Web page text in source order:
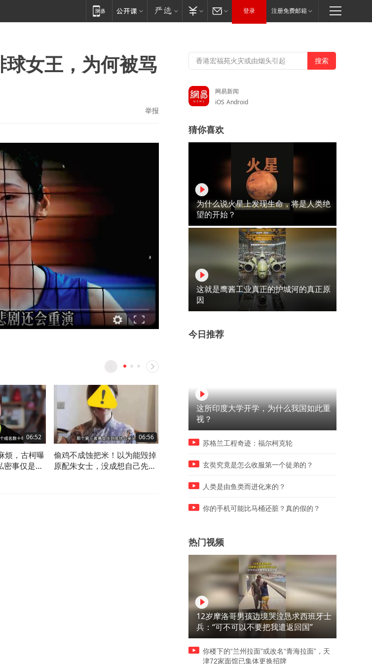
登录 注册免费邮箱
女王，为何被骂
举报
06:52
烦，古柯曝
密事仅是冰
06:56
偷鸡不成蚀把米！以为能毁掉
原配朱女士，没成想自己先被
名158元扇子
鱼腩23分，一项数据竟不如
网易新闻
iOS Android
猜你喜欢
为什么说火星上发现生命，将是人类绝
望的开始？
这就是鹰酱工业真正的护城河的真正原
因
今日推荐
这所印度大学开学，为什么我国如此重
视？
苏格兰工程奇迹：福尔柯克轮
玄奘究竟是怎么收服第一个徒弟的？
人类是由鱼类而进化来的？
你的手机可能比马桶还脏？真的假的？
热门视频
12岁摩洛哥男孩边境哭泣恳求西班牙士
兵：“可不可以不要把我遣返回国”
你楼下的“兰州拉面”或改名“青海拉面”，天
津72家面馆已集体更换招牌